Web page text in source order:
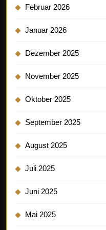
Februar 2026
Januar 2026
Dezember 2025
November 2025
Oktober 2025
September 2025
August 2025
Juli 2025
Juni 2025
Mai 2025